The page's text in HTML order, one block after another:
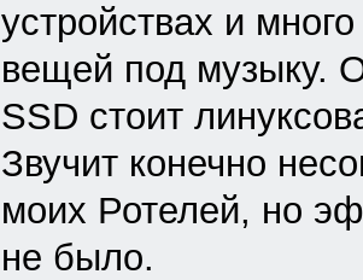
устройствах и
вещей под музыку.
SSD стоит
Звучит конечно
моих Ротелей, но
не было.